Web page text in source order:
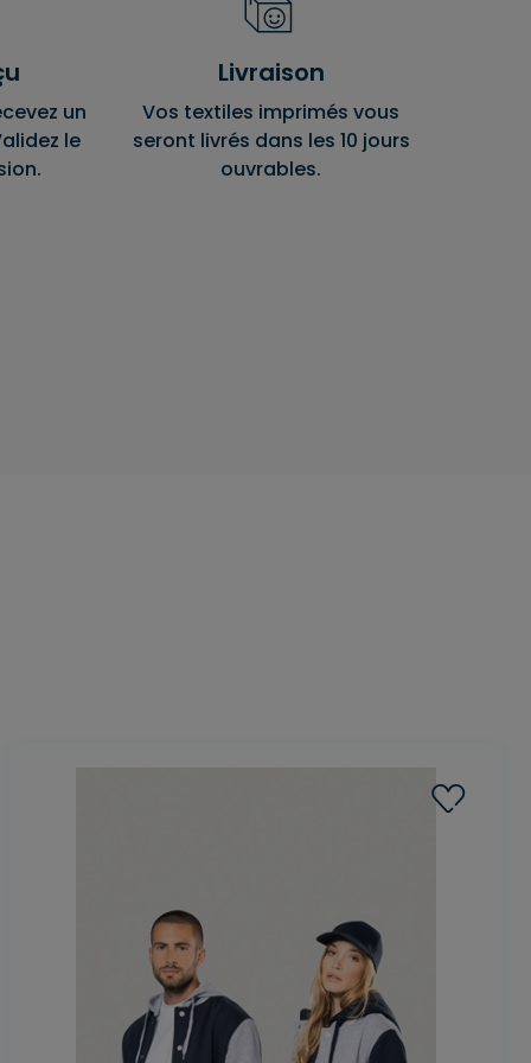
un
le
Livraison
Vos textiles imprimés vous
seront livrés dans les 10 jours
ouvrables.